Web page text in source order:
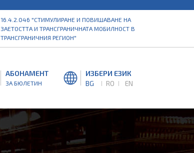
16.4.2.046 "СТИМУЛИРАНЕ И ПОВИШАВАНЕ НА
ЗАЕТОСТТА И ТРАНСГРАНИЧНАТА МОБИЛНОСТ В
ТРАНСГРАНИЧНИЯ РЕГИОН"
АБОНАМЕНТ
ЗА БЮЛЕТИН
ИЗБЕРИ ЕЗИК
BG
RO EN